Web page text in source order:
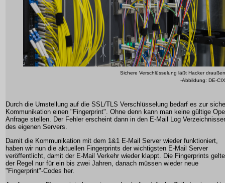
Sichere Verschlüsselung läßt Hacker draußen
-Abbildung: DE-CIX
Durch die Umstellung auf die SSL/TLS Verschlüsselung bedarf es zur
Kommunikation einen "Fingerprint". Ohne denn kann man keine gültige
Anfrage stellen. Der Fehler erscheint dann in den E-Mail Log
des eigenen Servers.
Damit die Kommunikation mit dem 1&1 E-Mail Server wieder funktioniert,
haben wir nun die aktuellen Fingerprints der wichtigsten E-Mail Server
veröffentlicht, damit der E-Mail Verkehr wieder klappt. Die Fingerprints
der Regel nur für ein bis zwei Jahren, danach müssen wieder neue
"Fingerprint"-Codes her.